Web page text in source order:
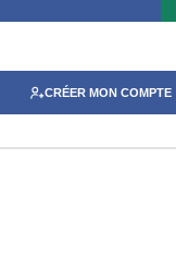
CRÉER MON COMPTE